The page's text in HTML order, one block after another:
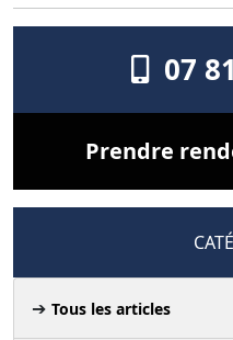
07
Prendre
Tous les articles